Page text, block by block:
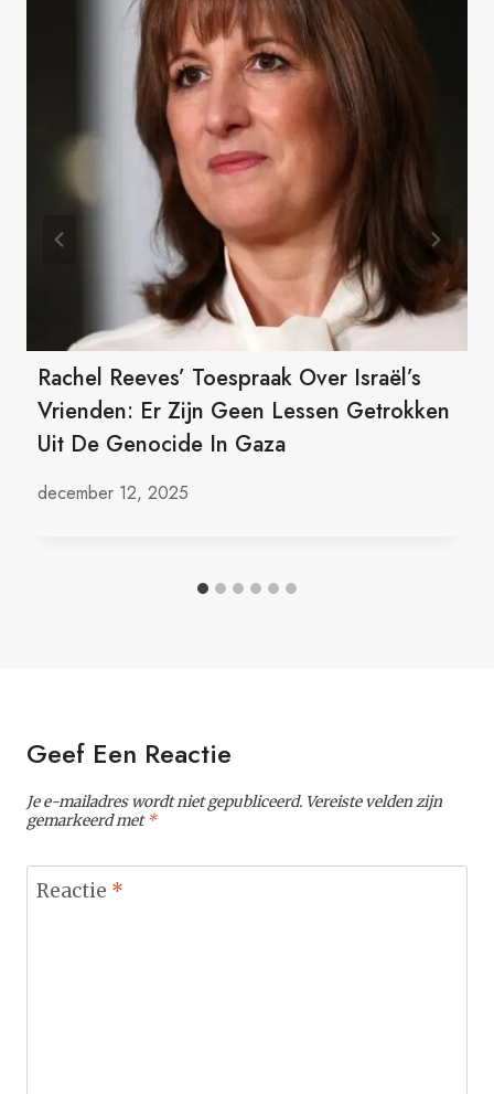
Rachel Reeves’ Toespraak Over Israël’s
Vrienden: Er Zijn Geen Lessen Getrokken
Uit De Genocide In Gaza
december 12, 2025
Geef Een Reactie
Je e-mailadres wordt niet gepubliceerd. Vereiste velden zijn
gemarkeerd met*
Reactie *